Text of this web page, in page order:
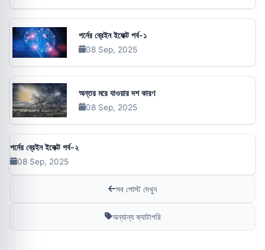
পর্নের ব্রেইন ইফেক্ট পর্ব-১
08 Sep, 2025
অন্তর মরে যাওয়ার দশ কারণ
08 Sep, 2025
পর্নের ব্রেইন ইফেক্ট পর্ব-২
08 Sep, 2025
সব পোস্ট দেখুন
অন্যান্য ক্যাটাগরি